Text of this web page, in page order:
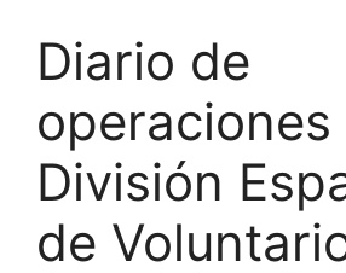
Diario de
operaciones
División
de